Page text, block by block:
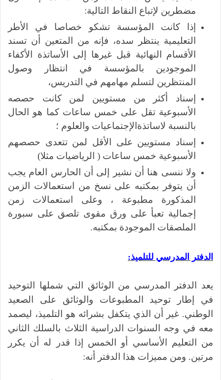
مضطرين لإتباع النقاط التالية:
إذا كانت المؤسسة تشكو خصاصا في الأطر
التعليمية ينتظر سده، فإنه من المتعين أن تسند
الأقسام النهائية قبل غيرها إلى الأساتذة الأكفاء
الموجودين بالمؤسسة في انتظار وصول
المنتظرين لتسلم مهامهم في التدريس،
إسناد أكثر من مستويين لمن كانت حصصه
الأسبوعية تقل على خمس ساعات كما هو الحال
بالنسبة لاساتذةالإجتماعيات والعلوم ؛
إسناد مستويين على الأقل لمن تتعدى حصصهم
الأسبوعية خمس ساعات ( الرياضيات مثلا)
ولا ننسى هنا أن نشير إلى أن الحارس العام يجب
أن يتوفر بمكتبه على نسخ من استعمالات الزمن
المذكورة مطبوعة ، وعلى استعمالات زمن
إجمالية تعبأ على ورق مقوى تلصق على سبورة
الملصقات الموجودة بمكتبه.
الدفتر المدرسي للتلميذ:
يعد الدفتر المدرسي من الوثائق التي شملها التوحيد
في إطار توحيد المطبوعات والوثائق على الصعيد
الوطني. غير أن الذي يتكفل بشرائه هو التلميذ، ليصمد
معه في وجه السنوات الدراسية الثلاث بالسلك الثاني
من التعليم الأساسي أو الخمس إذا قدر له أن يكرر
مرتين. ومن مميزات هذا الدفتر أنه: